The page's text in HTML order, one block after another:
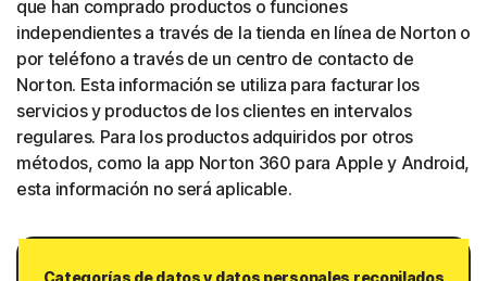
que han comprado productos o funciones
independientes a través de la tienda en línea de Norton o
por teléfono a través de un centro de contacto de
Norton. Esta información se utiliza para facturar los
servicios y productos de los clientes en intervalos
regulares. Para los productos adquiridos por otros
métodos, como la app Norton 360 para Apple y Android,
esta información no será aplicable.
Categorías de datos y datos personales recopilados